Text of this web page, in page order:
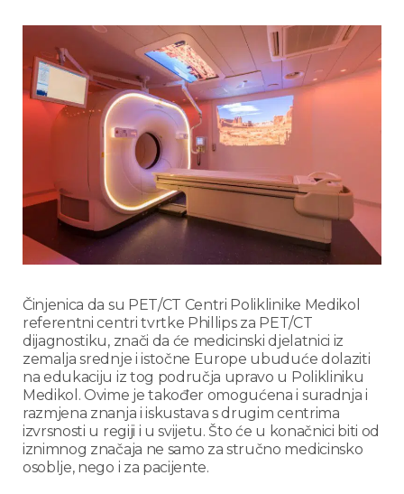
Činjenica da su PET/CT Centri Poliklinike Medikol
referentni centri tvrtke Phillips za PET/CT
dijagnostiku, znači da će medicinski djelatnici iz
zemalja srednje i istočne Europe ubuduće dolaziti
na edukaciju iz tog područja upravo u Polikliniku
Medikol. Ovime je također omogućena i suradnja i
razmjena znanja i iskustava s drugim centrima
izvrsnosti u regiji i u svijetu. Što će u konačnici biti od
iznimnog značaja ne samo za stručno medicinsko
osoblje, nego i za pacijente.